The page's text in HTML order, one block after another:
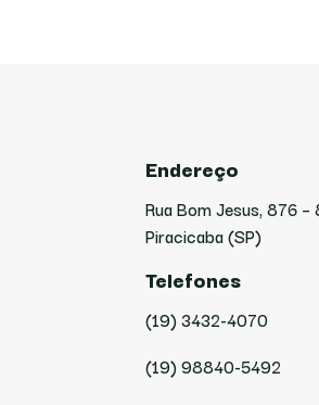
Endereço
Rua Bom Jesus, 876
Piracicaba (SP)
Telefones
(19) 3432-4070
(19) 98840-5492